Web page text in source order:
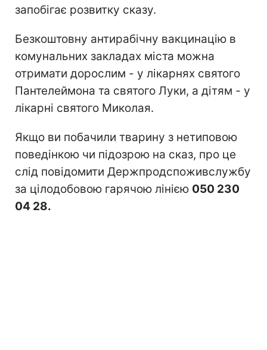
запобігає розвитку сказу.
Безкоштовну антирабічну вакцинацію в
комунальних закладах міста можна
отримати дорослим - у лікарнях святого
Пантелеймона та святого Луки, а дітям - у
лікарні святого Миколая.
Якщо ви побачили тварину з нетиповою
поведінкою чи підозрою на сказ, про це
слід повідомити Держпродспоживслужбу
за цілодобовою гарячою лінією 050 230
04 28.